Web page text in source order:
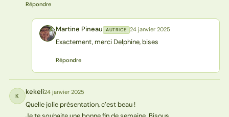
Répondre
MP Martine Pineau AUTRICE 24 janvier 2025
Exactement, merci Delphine, bises
Répondre
K kekeli24 janvier 2025
Quelle jolie présentation, c’est beau !